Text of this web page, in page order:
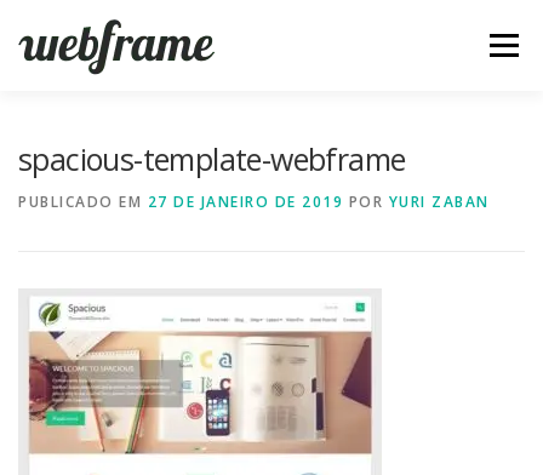
para
Menu
spacious-template-webframe
PUBLICADO EM 27 DE JANEIRO DE 2019 POR YURI ZABAN